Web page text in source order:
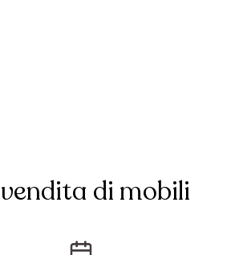
vendita di mobili